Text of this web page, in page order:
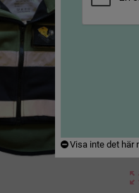
Visa inte det här